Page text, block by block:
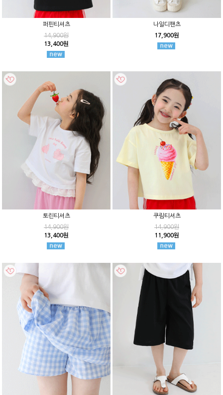
퍼핀티셔츠
14,900원
13,400원
나일디팬츠
17,900원
토린티셔츠
14,900원
13,400원
쿠림티셔츠
14,900원
11,900원